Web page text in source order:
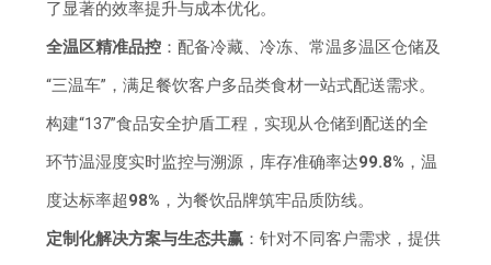
了显著的效率提升与成本优化。
全温区精准品控 ：配备冷藏、冷冻、常温多温区仓储及
“三温车”，满足餐饮客户多品类食材一站式配送需求。
构建“137”食品安全护盾工程，实现从仓储到配送的全
环节温湿度实时监控与溯源，库存准确率达99.8% ，温
度达标率超98% ，为餐饮品牌筑牢品质防线。
定制化解决方案与生态共赢 ：针对不同客户需求，提供